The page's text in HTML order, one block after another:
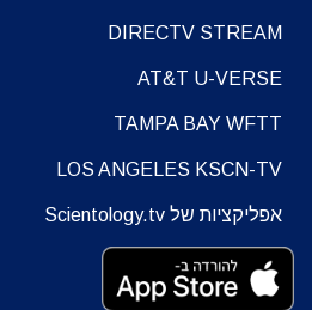
DIRECTV STREAM
AT&T U-VERSE
TAMPA BAY WFTT
LOS ANGELES KSCN-TV
אפליקציות של Scientology.tv